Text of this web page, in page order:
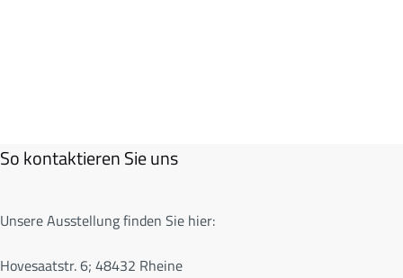
So kontaktieren Sie uns
Unsere Ausstellung finden Sie hier:
Hovesaatstr. 6; 48432 Rheine